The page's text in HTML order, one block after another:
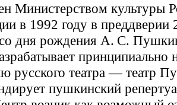
Министерством культуры
в 1992 году в преддверии
дня рождения А. С.
русского театра — театр
пушкинский